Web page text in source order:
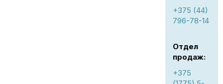
+375 (44)
796-78-14
Отдел
продаж:
+375